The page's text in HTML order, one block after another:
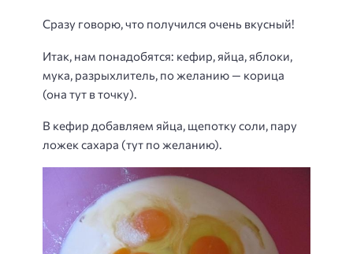
Сразу говорю, что получился очень вкусный!
Итак, нам понадобятся: кефир, яйца, яблоки,
мука, разрыхлитель, по желанию — корица
(она тут в точку).
В кефир добавляем яйца, щепотку соли, пару
ложек сахара (тут по желанию).